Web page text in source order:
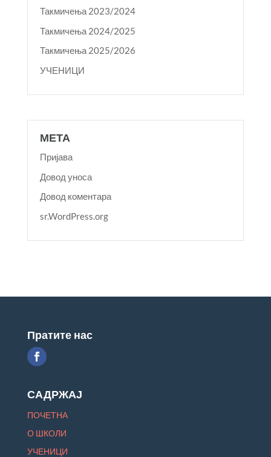
Такмичења 2023/2024
Такмичења 2024/2025
Такмичења 2025/2026
УЧЕНИЦИ
МЕТА
Пријава
Довод уноса
Довод коментара
sr.WordPress.org
Пратите нас
САДРЖАЈ
ПОЧЕТНА
О ШКОЛИ
УЧЕНИЦИ